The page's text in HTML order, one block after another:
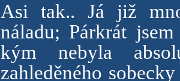
Asi tak.. Já již
náladu; Párkrát
kým nebyla
zahleděného